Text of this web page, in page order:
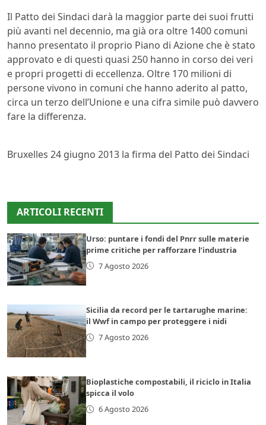
Il Patto dei Sindaci darà la maggior parte dei suoi frutti
più avanti nel decennio, ma già ora oltre 1400 comuni
hanno presentato il proprio Piano di Azione che è stato
approvato e di questi quasi 250 hanno in corso dei veri
e propri progetti di eccellenza. Oltre 170 milioni di
persone vivono in comuni che hanno aderito al patto,
circa un terzo dell’Unione e una cifra simile può davvero
fare la differenza.
Bruxelles 24 giugno 2013 la firma del Patto dei Sindaci
ARTICOLI RECENTI
Urso: puntare i fondi del Pnrr sulle materie
prime critiche per rafforzare l’industria
7 Agosto 2026
Sicilia da record per le tartarughe marine:
il Wwf in campo per proteggere i nidi
7 Agosto 2026
Bioplastiche compostabili, il riciclo in Italia
spicca il volo
6 Agosto 2026